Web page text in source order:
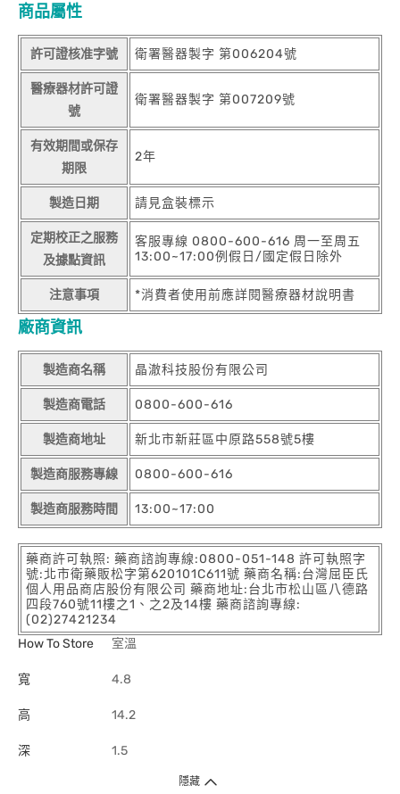
商品屬性
許可證核准字號 衛署醫器製字 第006204號
醫療器材許可證
號
衛署醫器製字 第007209號
有效期間或保存
期限
2年
製造日期 請見盒裝標示
定期校正之服務
及據點資訊
客服專線 0800-600-616 周一至周五
13:00~17:00例假日/國定假日除外
注意事項 *消費者使用前應詳閱醫療器材說明書
廠商資訊
製造商名稱 晶澈科技股份有限公司
製造商電話 0800-600-616
製造商地址 新北市新莊區中原路558號5樓
製造商服務專線 0800-600-616
製造商服務時間 13:00~17:00
藥商許可執照: 藥商諮詢專線:0800-051-148 許可執照字
號:北市衛藥販松字第620101C611號 藥商名稱:台灣屈臣氏
個人用品商店股份有限公司 藥商地址:台北市松山區八德路
四段760號11樓之1、之2及14樓 藥商諮詢專線:
(02)27421234
How To Store
室溫
寬 4.8
高 14.2
深 1.5
隱藏